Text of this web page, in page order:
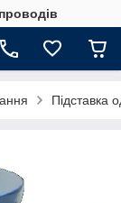
Підставка